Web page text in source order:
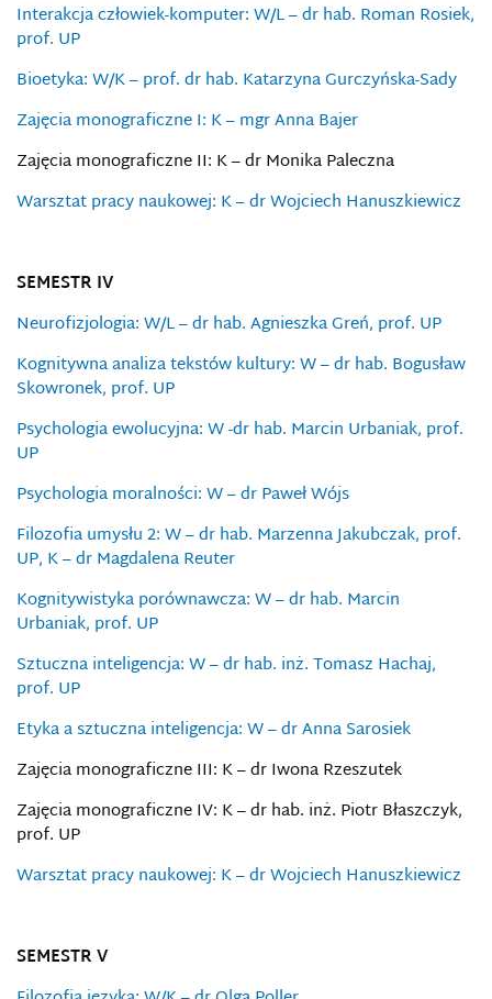
Interakcja człowiek-komputer: W/L – dr hab. Roman Rosiek,
prof. UP
Bioetyka: W/K – prof. dr hab. Katarzyna Gurczyńska-Sady
Zajęcia monograficzne I: K – mgr Anna Bajer
Zajęcia monograficzne II: K – dr Monika Paleczna
Warsztat pracy naukowej: K – dr Wojciech Hanuszkiewicz
SEMESTR IV
Neurofizjologia: W/L – dr hab. Agnieszka Greń, prof. UP
Kognitywna analiza tekstów kultury: W – dr hab. Bogusław
Skowronek, prof. UP
Psychologia ewolucyjna: W -dr hab. Marcin Urbaniak, prof.
UP
Psychologia moralności: W – dr Paweł Wójs
Filozofia umysłu 2: W – dr hab. Marzenna Jakubczak, prof.
UP, K – dr Magdalena Reuter
Kognitywistyka porównawcza: W – dr hab. Marcin
Urbaniak, prof. UP
Sztuczna inteligencja: W – dr hab. inż. Tomasz Hachaj,
prof. UP
Etyka a sztuczna inteligencja: W – dr Anna Sarosiek
Zajęcia monograficzne III: K – dr Iwona Rzeszutek
Zajęcia monograficzne IV: K – dr hab. inż. Piotr Błaszczyk,
prof. UP
Warsztat pracy naukowej: K – dr Wojciech Hanuszkiewicz
SEMESTR V